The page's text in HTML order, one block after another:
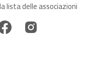
lista delle associazioni